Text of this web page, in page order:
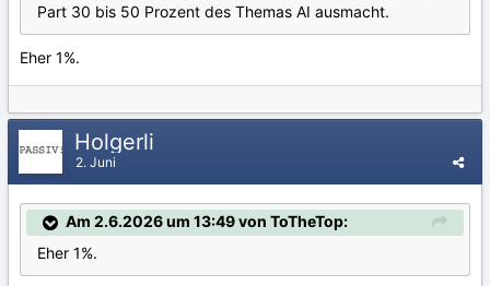
Part 30 bis 50 Prozent des Themas AI ausmacht.
Eher 1%.
Holgerli
2. Juni
Am 2.6.2026 um 13:49 von ToTheTop:
Eher 1%.